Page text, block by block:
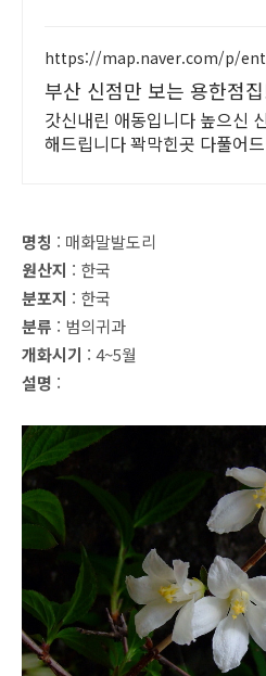
https://map.naver.com/p/
부산 신점만 보는 용한점
정상등정
갓신내린 애동입니다 높으신
해드립니다 꽉막힌곳 다풀어
명칭 : 매화말발도리
원산지 : 한국
분포지 : 한국
분류 : 범의귀과
개화시기 : 4~5월
설명 :